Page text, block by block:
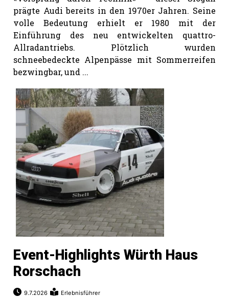
prägte Audi bereits in den 1970er Jahren. Seine
volle Bedeutung erhielt er 1980 mit der
Einführung des neu entwickelten quattro-
Allradantriebs. Plötzlich wurden
schneebedeckte Alpenpässe mit Sommerreifen
bezwingbar, und ...
Event-Highlights Würth Haus
Rorschach
9.7.2026 Erlebnisführer